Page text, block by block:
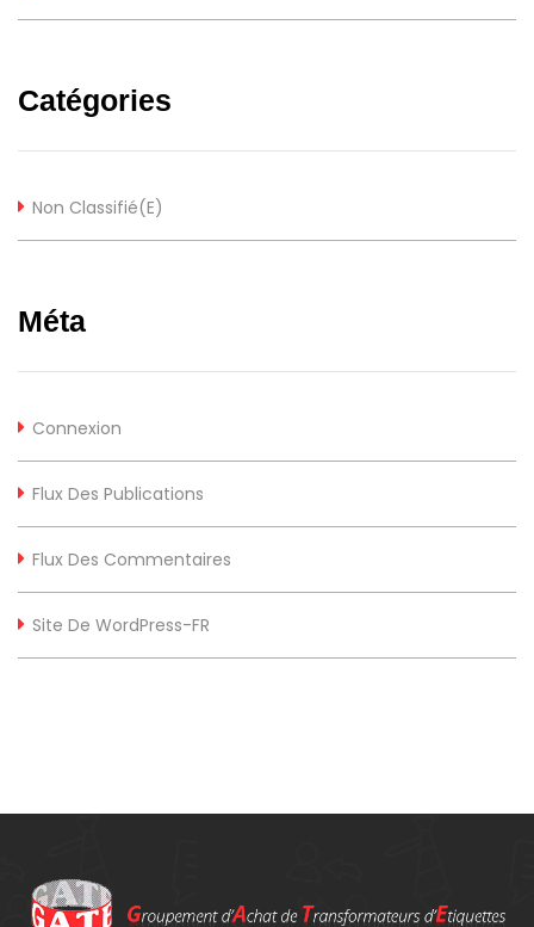
Catégories
Non Classifié(e)
Méta
Connexion
Flux Des Publications
Flux Des Commentaires
Site De WordPress-FR